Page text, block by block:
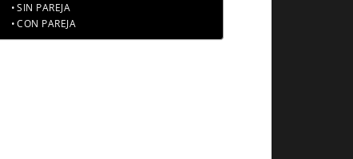
SIN PAREJA
CON PAREJA